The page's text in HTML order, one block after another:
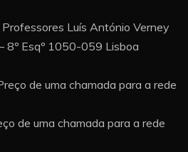
Luís António Verney
8º Esqº 1050-059 Lisboa
de uma chamada para a rede
de uma chamada para a rede